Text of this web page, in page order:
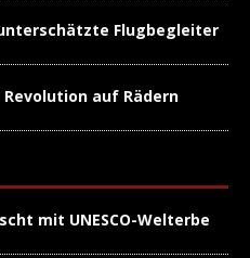
Flugbegleiter
auf Rädern
mit UNESCO-Welterbe